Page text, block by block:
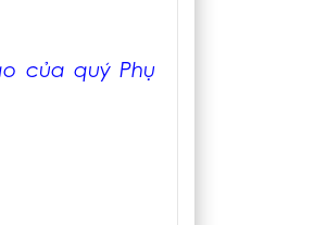
của quý Phụ